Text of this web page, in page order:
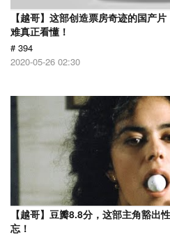
【越哥】这部创造票房奇迹的国产
难真正看懂！
# 394
2020-05-26 02:30
【越哥】豆瓣8.8分，这部主角豁出
忘！